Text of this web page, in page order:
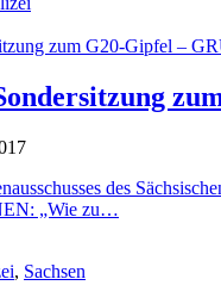
des
„Wie zu…
, Sachsen